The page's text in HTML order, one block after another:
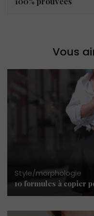
Vous
Style/morphologie
10 formules à copier